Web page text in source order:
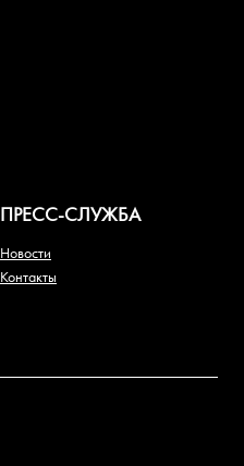
ПРЕСС-СЛУЖБА
Новости
Контакты